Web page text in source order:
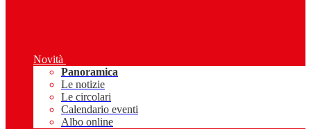
Novità
Panoramica
Le notizie
Le circolari
Calendario eventi
Albo online